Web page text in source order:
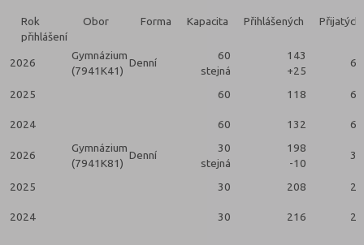
Rok
přihlášení
Obor Forma Kapacita Přihlášených Přijatých
2026
Gymnázium
(7941K41)
Denní
60
stejná
143
+25
60
2025 60 118 60
2024 60 132 60
2026
Gymnázium
(7941K81)
Denní
30
stejná
198
-10
30
2025 30 208 28
2024 30 216 29